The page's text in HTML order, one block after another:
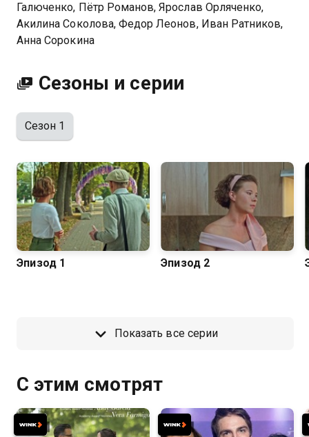
Галюченко, Пётр Романов, Ярослав Орляченко,
Акилина Соколова, Федор Леонов, Иван Ратников,
Анна Сорокина
Сезоны и серии
Сезон 1
Эпизод 1 Эпизод 2
Показать все серии
С этим смотрят